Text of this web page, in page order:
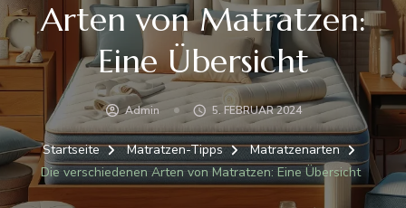
Arten von Matratzen:
Eine Übersicht
Admin 5. FEBRUAR 2024
Startseite Matratzen-Tipps
Matratzenarten
Die verschiedenen Arten von Matratzen: Eine Übersicht